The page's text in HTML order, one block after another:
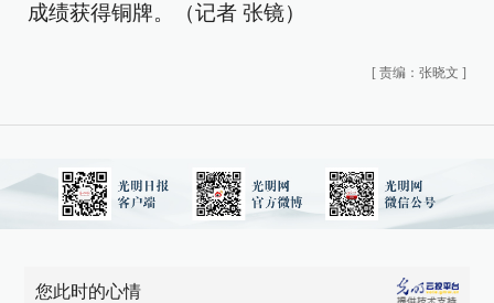
成绩获得铜牌。（记者 张镜）
[ 责编：张晓文 ]
您此时的心情